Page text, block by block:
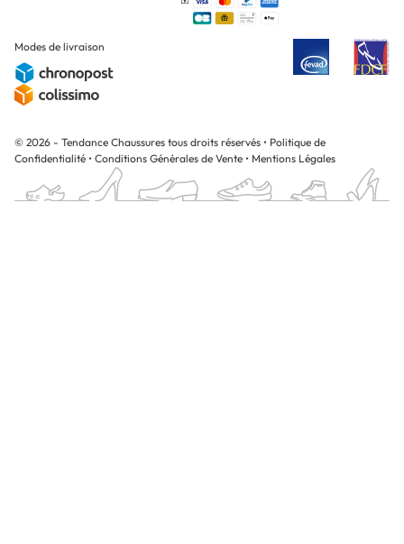
Modes de livraison
© 2026 - Tendance Chaussures tous droits réservés • Politique de
Confidentialité • Conditions Générales de Vente • Mentions Légales